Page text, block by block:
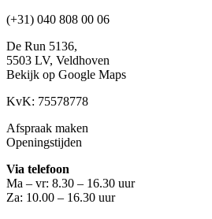
(+31) 040 808 00 06
De Run 5136,
5503 LV, Veldhoven
Bekijk op Google Maps
KvK: 75578778
Afspraak maken
Openingstijden
Via telefoon
Ma – vr: 8.30 – 16.30 uur
Za: 10.00 – 16.30 uur